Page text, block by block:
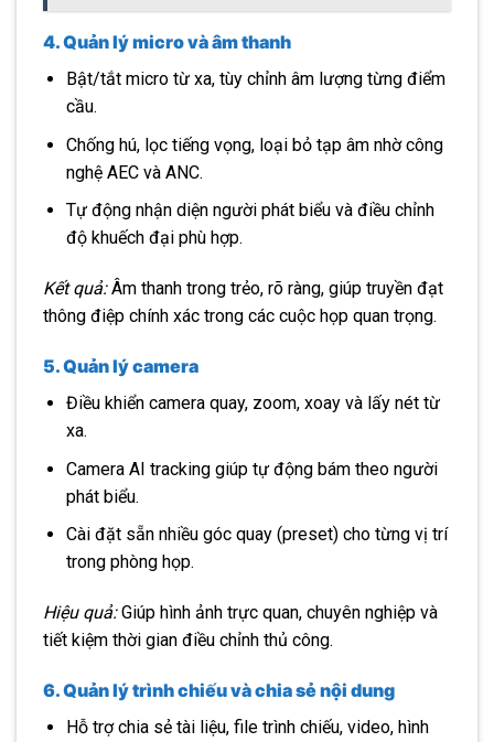
4. Quản lý micro và âm thanh
Bật/tắt micro từ xa, tùy chỉnh âm lượng từng điểm
cầu.
Chống hú, lọc tiếng vọng, loại bỏ tạp âm nhờ công
nghệ AEC và ANC.
Tự động nhận diện người phát biểu và điều chỉnh
độ khuếch đại phù hợp.
Kết quả:Âm thanh trong trẻo, rõ ràng, giúp truyền đạt
thông điệp chính xác trong các cuộc họp quan trọng.
5. Quản lý camera
Điều khiển camera quay, zoom, xoay và lấy nét từ
xa.
Camera AI tracking giúp tự động bám theo người
phát biểu.
Cài đặt sẵn nhiều góc quay (preset) cho từng vị trí
trong phòng họp.
Hiệu quả:Giúp hình ảnh trực quan, chuyên nghiệp và
tiết kiệm thời gian điều chỉnh thủ công.
6. Quản lý trình chiếu và chia sẻ nội dung
Hỗ trợ chia sẻ tài liệu, file trình chiếu, video, hình